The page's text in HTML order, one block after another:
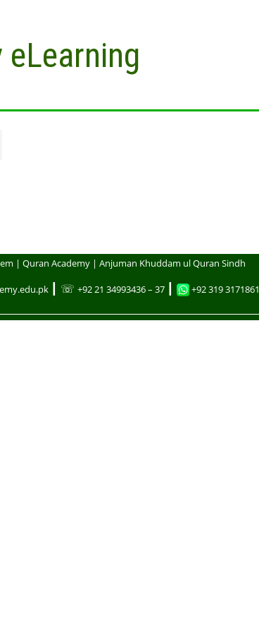
eLearning
| Quran Academy | Anjuman Khuddam ul Quran Sindh
┃ ☏ +92 21 34993436 – 37 +92 319 3171861